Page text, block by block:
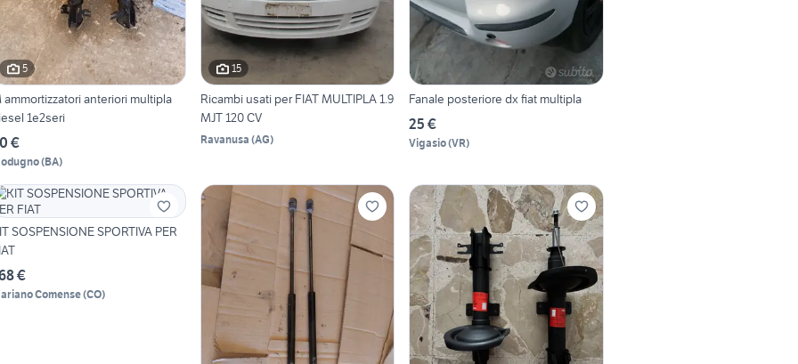
5
ammortizzatori anteriori multipla
1e2seri
€
(BA)
15
Ricambi usati per FIAT MULTIPLA 1.9
MJT 120 CV
Ravanusa (AG)
Fanale posteriore dx fiat multipla
25 €
Vigasio(VR)
SOSPENSIONE SPORTIVA PER
€
Comense(CO)